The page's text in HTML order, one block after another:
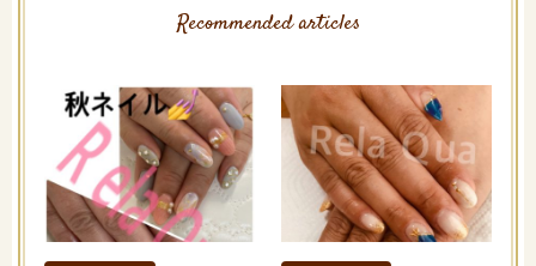
Recommended articles